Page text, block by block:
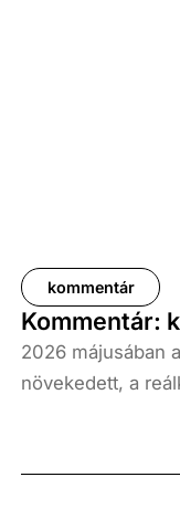
kommentár
Kommentár:
2026 májusában
növekedett, a
százalékot, a